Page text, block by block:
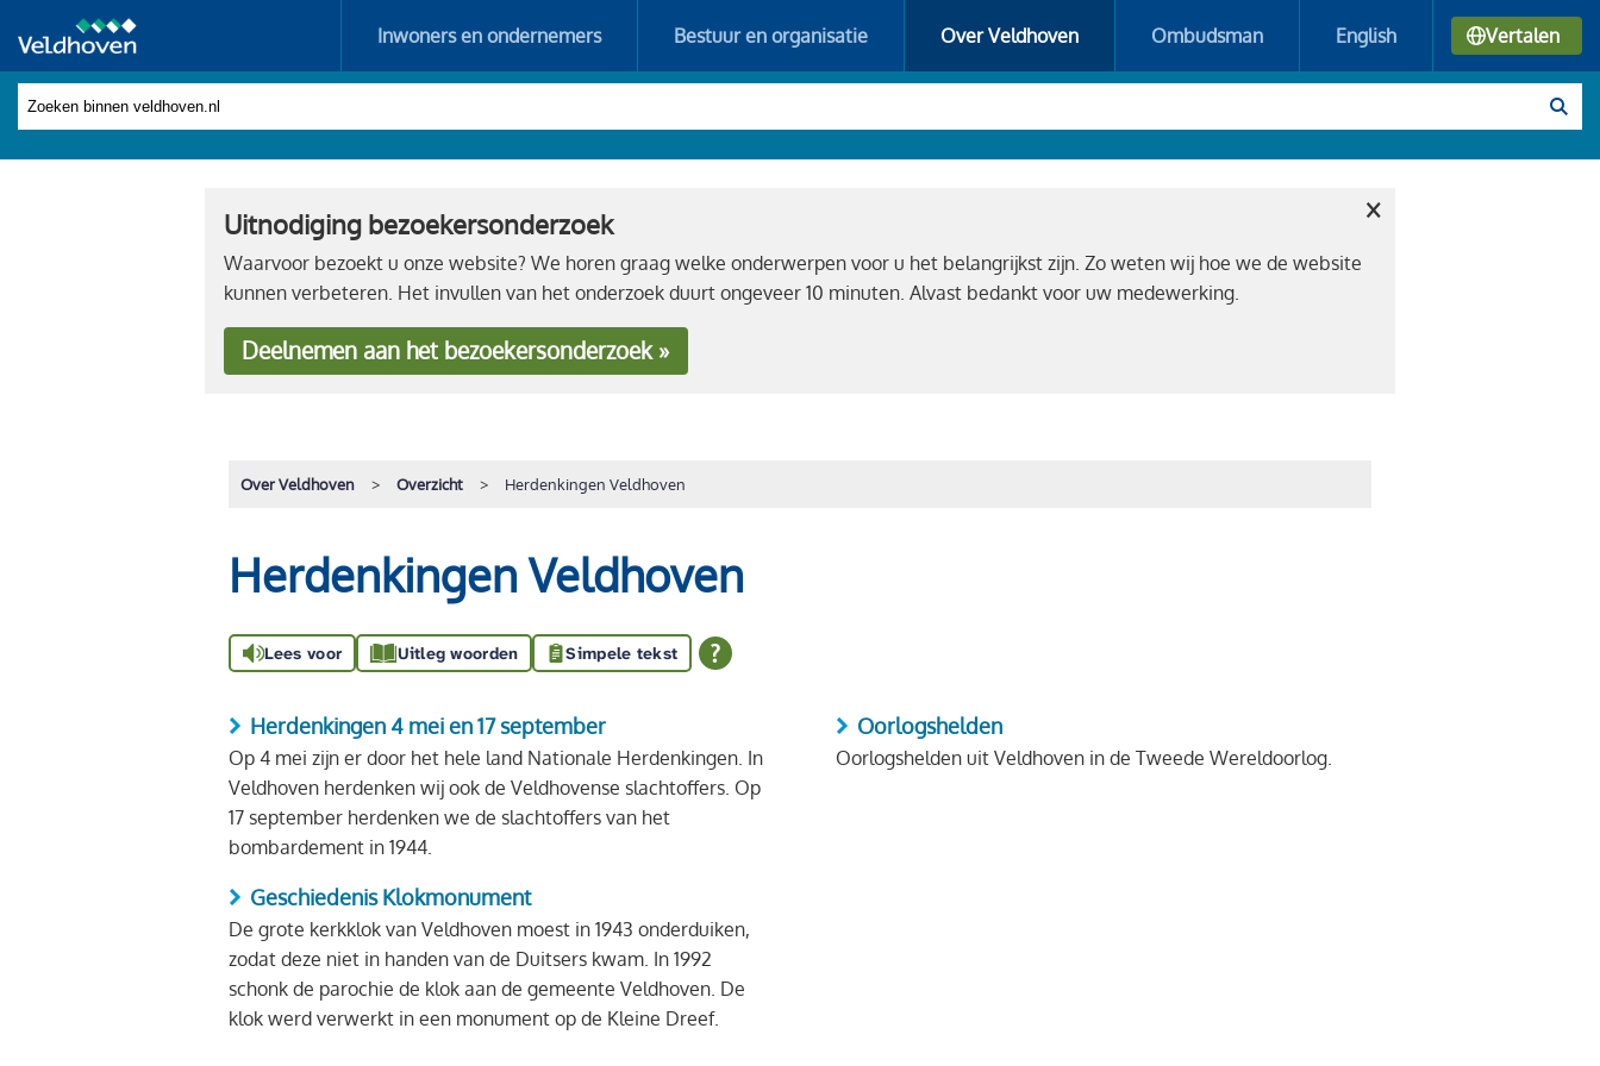
Inwoners en ondernemers Bestuur en organisatie Over Veldhoven Ombudsman English Vertalen
Uitnodiging bezoekersonderzoek
Waarvoor bezoekt u onze website? We horen graag welke onderwerpen voor u het belangrijkst zijn. Zo weten wij hoe we de website
kunnen verbeteren. Het invullen van het onderzoek duurt ongeveer 10 minuten. Alvast bedankt voor uw medewerking.
Deelnemen aan het bezoekersonderzoek »
×
Over Veldhoven Overzicht Herdenkingen Veldhoven
Herdenkingen Veldhoven
Lees voor Uitleg woorden Simpele tekst
Herdenkingen 4 mei en 17 september
Op 4 mei zijn er door het hele land Nationale Herdenkingen. In
Veldhoven herdenken wij ook de Veldhovense slachtoffers. Op
17 september herdenken we de slachtoffers van het
bombardement in 1944.
Geschiedenis Klokmonument
De grote kerkklok van Veldhoven moest in 1943 onderduiken,
zodat deze niet in handen van de Duitsers kwam. In 1992
schonk de parochie de klok aan de gemeente Veldhoven. De
klok werd verwerkt in een monument op de Kleine Dreef.
Oorlogshelden
Oorlogshelden uit Veldhoven in de Tweede Wereldoorlog.